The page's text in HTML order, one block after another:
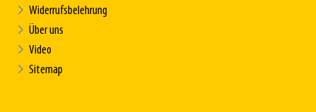
Widerrufsbelehrung
Über uns
Video
Sitemap